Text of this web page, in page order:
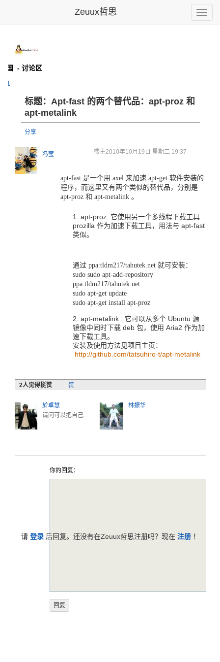
Toggle
Zeuux哲思
国 - 讨论区
页
标题：Apt-fast 的两个替代品：apt-proz 和
apt-metalink
分享
冯莹 楼主2010年10月19日 星期二 19:37
apt-fast 是一个用 axel 来加速 apt-get 软件安装的
程序，而这里又有两个类似的替代品，分别是
apt-proz 和 apt-metalink 。
apt-proz: 它使用另一个多线程下载工具
prozilla 作为加速下载工具，用法与 apt-fast
类似。
通过 ppa:tldm217/tahutek.net 就可安装：
sudo sudo apt-add-repository
ppa:tldm217/tahutek.net
sudo apt-get update
sudo apt-get install apt-proz
apt-metalink : 它可以从多个 Ubuntu 源
镜像中同时下载 deb 包，使用 Aria2 作为加
速下载工具。
安装及使用方法见项目主页：
http://github.com/tatsuhiro-t/apt-metalink
2人觉得挺赞 赞
於卓慧
请问可以把自己..
林振华
你的回复：
请 登录 后回复。还没有在Zeuux哲思注册吗？现在 注册 ！